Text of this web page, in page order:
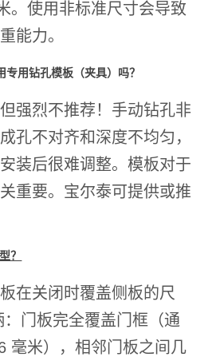
。使用非标准尺寸会导致
能力。
用钻孔模板（夹具）吗？
强烈不推荐！手动钻孔非
孔不对齐和深度不均匀，
装后很难调整。模板对于
重要。宝尔泰可提供或推
？
在关闭时覆盖侧板的尺
门板完全覆盖门框（通
毫米），相邻门板之间几